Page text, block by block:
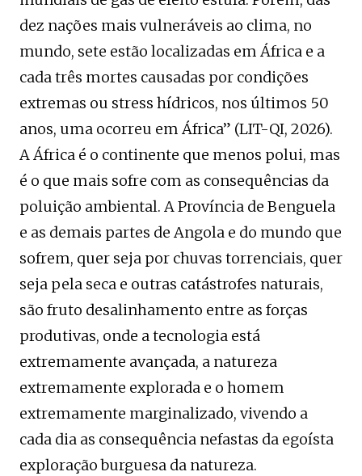
dez nações mais vulneráveis ao clima, no
mundo, sete estão localizadas em África e a
cada três mortes causadas por condições
extremas ou stress hídricos, nos últimos 50
anos, uma ocorreu em África” (LIT-QI, 2026).
A África é o continente que menos polui, mas
é o que mais sofre com as consequências da
poluição ambiental. A Província de Benguela
e as demais partes de Angola e do mundo que
sofrem, quer seja por chuvas torrenciais, quer
seja pela seca e outras catástrofes naturais,
são fruto desalinhamento entre as forças
produtivas, onde a tecnologia está
extremamente avançada, a natureza
extremamente explorada e o homem
extremamente marginalizado, vivendo a
cada dia as consequência nefastas da egoísta
exploração burguesa da natureza.